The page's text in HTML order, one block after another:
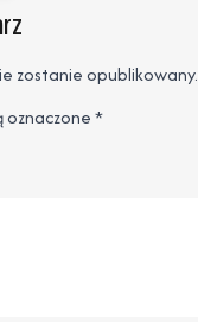
zostanie opublikowany.
oznaczone*